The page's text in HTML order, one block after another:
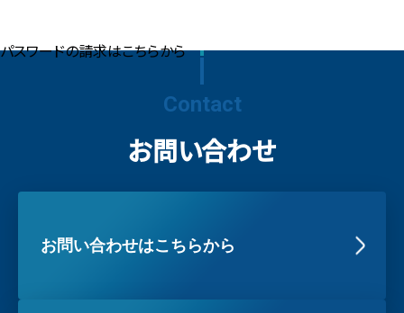
パスワードの請求はこちらから
Contact
お問い合わせ
お問い合わせはこちらから